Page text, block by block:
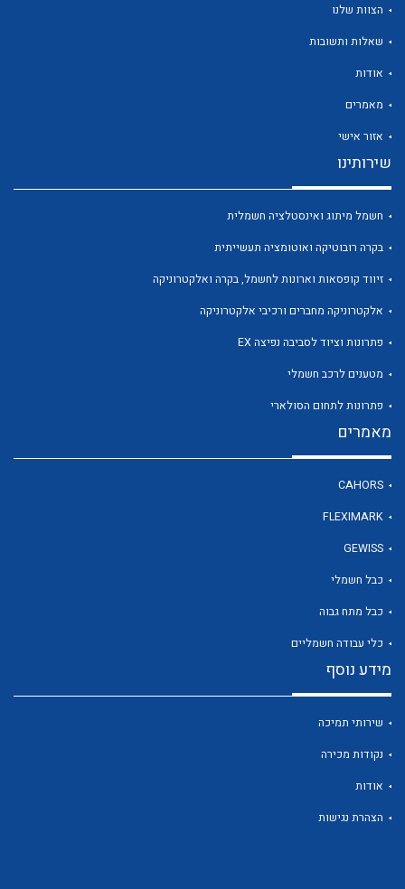
הצוות שלנו
שאלות ותשובות
אודות
מאמרים
אזור אישי
שירותינו
חשמל מיתוג ואינסטלציה חשמלית
בקרה רובוטיקה ואוטומציה תעשייתית
זיווד קופסאות וארונות לחשמל, בקרה ואלקטרוניקה
אלקטרוניקה מחברים ורכיבי אלקטרוניקה
פתרונות וציוד לסביבה נפיצה EX
מטענים לרכב חשמלי
פתרונות לתחום הסולארי
מאמרים
CAHORS
FLEXIMARK
GEWISS
כבל חשמלי
כבל מתח גבוה
כלי עבודה חשמליים
מידע נוסף
שירותי תמיכה
נקודות מכירה
אודות
הצהרת נגישות